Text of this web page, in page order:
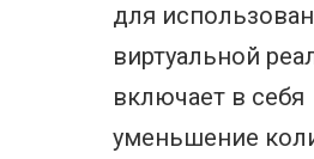
для
виртуальной
включает в себя
уменьшение